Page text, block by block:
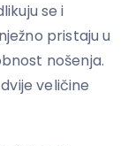
se i
pristaju u
nošenja.
veličine